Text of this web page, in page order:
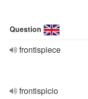
Question
frontispiece
frontispicio